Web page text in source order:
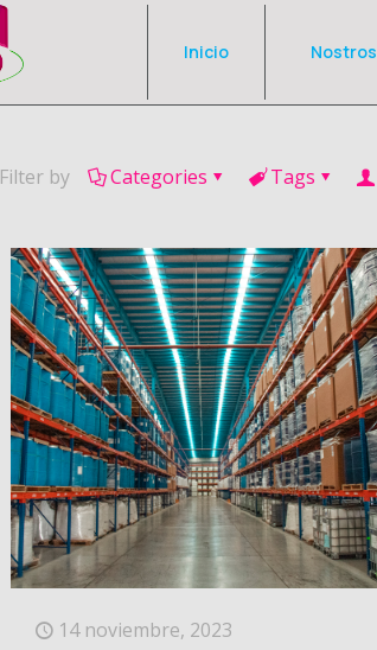
Inicio Nostros
Filter by Categories Tags
14 noviembre, 2023